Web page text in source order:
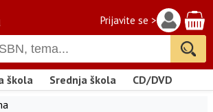
Prijavite se >
škola Srednja škola
CD/DVD